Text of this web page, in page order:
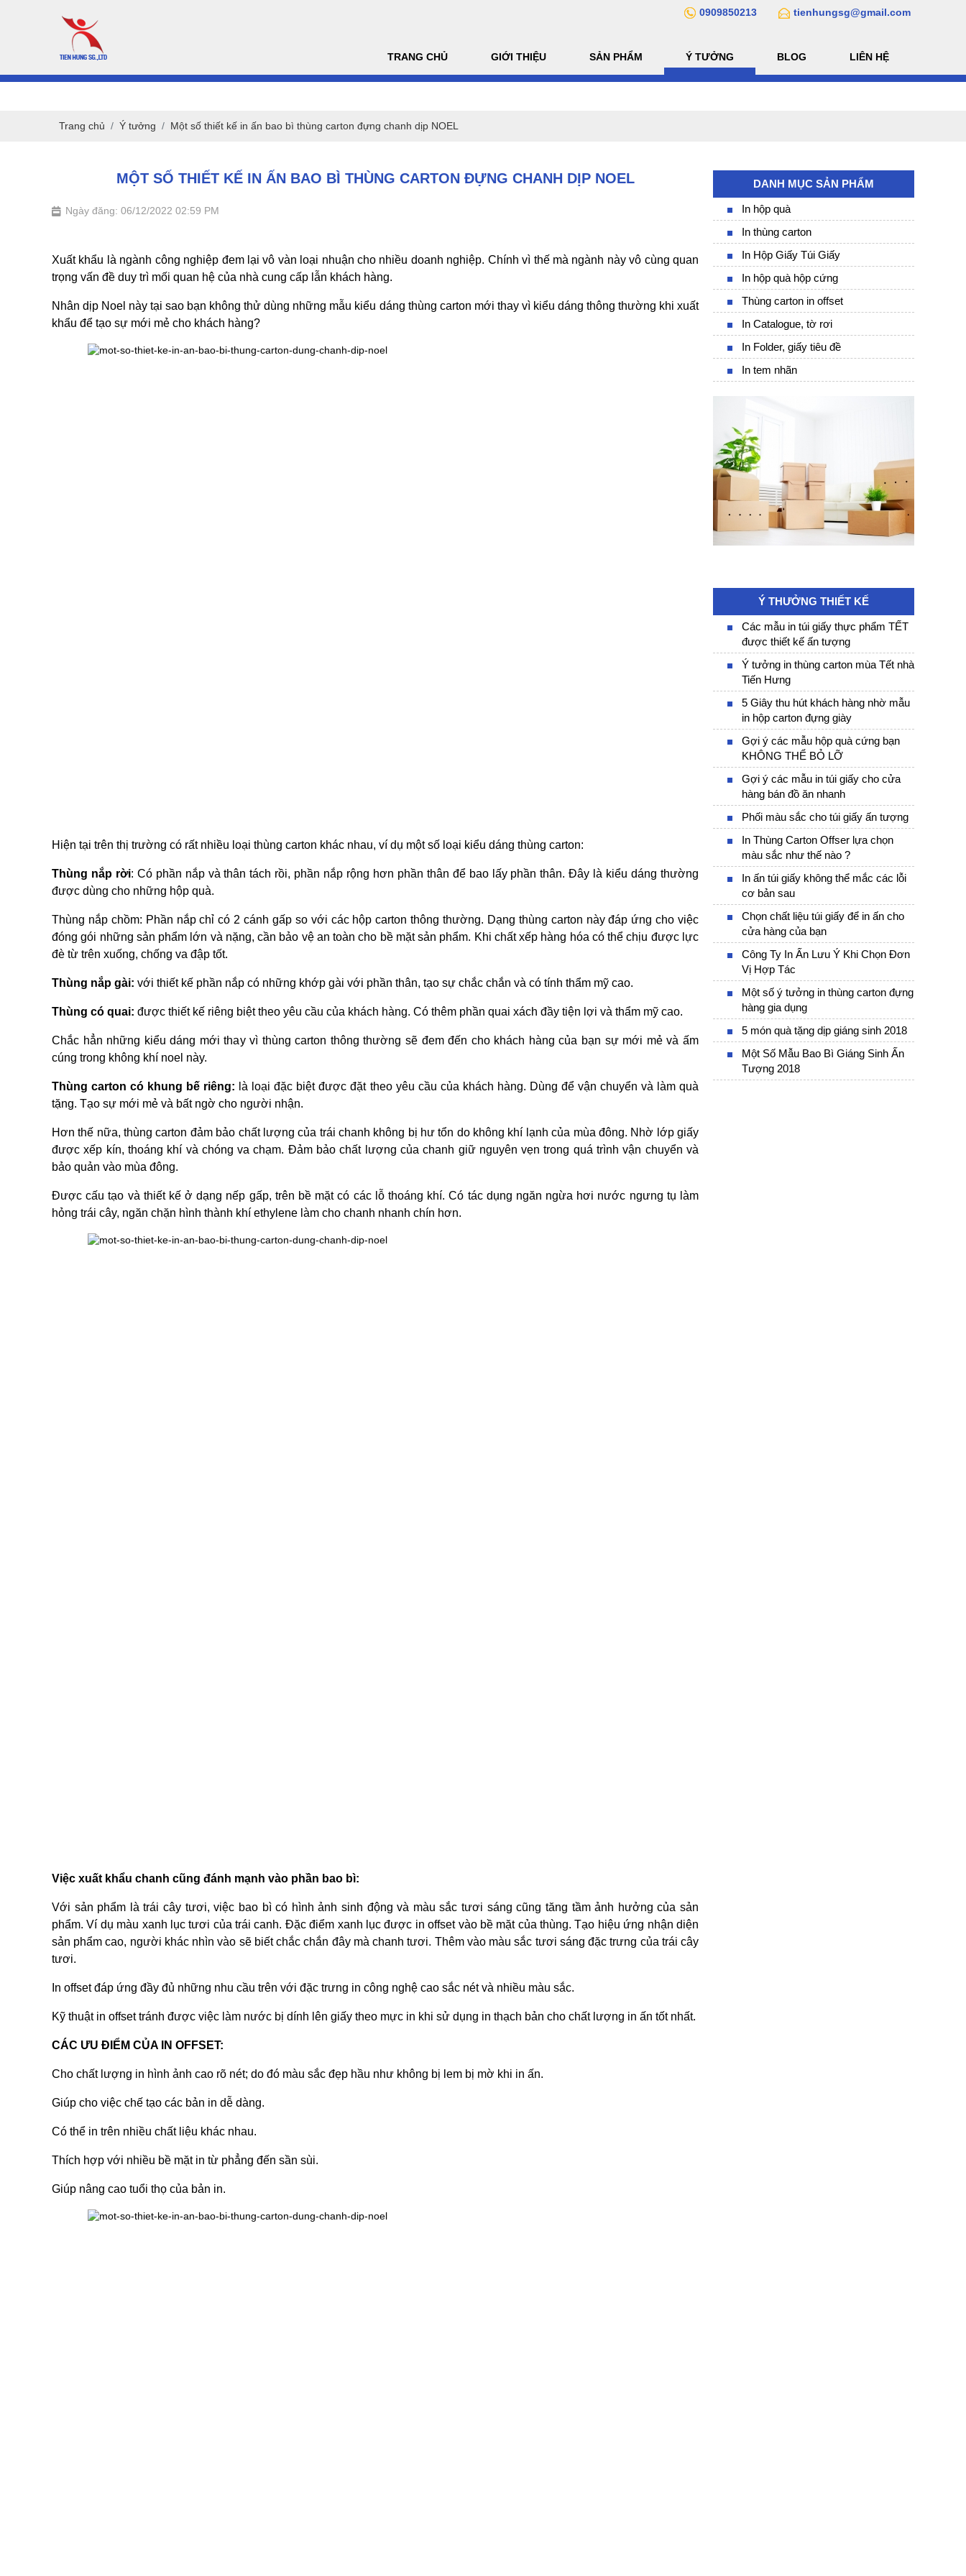
0909850213 tienhungsg@gmail.com
TRANG CHỦ GIỚI THIỆU SẢN PHẨM Ý TƯỞNG BLOG LIÊN HỆ
Trang chủ Ý tưởng Một số thiết kế in ấn bao bì thùng carton đựng chanh dịp NOEL
MỘT SỐ THIẾT KẾ IN ẤN BAO BÌ THÙNG CARTON ĐỰNG CHANH DỊP NOEL
Ngày đăng: 06/12/2022 02:59 PM
Xuất khẩu là ngành công nghiệp đem lại vô vàn loại nhuận cho nhiều doanh nghiệp. Chính vì thế mà ngành này vô cùng quan
trọng vấn đề duy trì mối quan hệ của nhà cung cấp lẫn khách hàng.
Nhân dịp Noel này tại sao bạn không thử dùng những mẫu kiểu dáng thùng carton mới thay vì kiểu dáng thông thường khi xuất
khẩu để tạo sự mới mẻ cho khách hàng?
Hiện tại trên thị trường có rất nhiều loại thùng carton khác nhau, ví dụ một số loại kiểu dáng thùng carton:
Thùng nắp rời: Có phần nắp và thân tách rồi, phần nắp rộng hơn phần thân để bao lấy phần thân. Đây là kiểu dáng thường
được dùng cho những hộp quà.
Thùng nắp chồm: Phần nắp chỉ có 2 cánh gấp so với các hộp carton thông thường. Dạng thùng carton này đáp ứng cho việc
đóng gói những sản phẩm lớn và nặng, cần bảo vệ an toàn cho bề mặt sản phẩm. Khi chất xếp hàng hóa có thể chịu được lực
đè từ trên xuống, chống va đập tốt.
Thùng nắp gài: với thiết kế phần nắp có những khớp gài với phần thân, tạo sự chắc chắn và có tính thẩm mỹ cao.
Thùng có quai: được thiết kế riêng biệt theo yêu cầu của khách hàng. Có thêm phần quai xách đầy tiện lợi và thẩm mỹ cao.
Chắc hẳn những kiểu dáng mới thay vì thùng carton thông thường sẽ đem đến cho khách hàng của bạn sự mới mẻ và ấm
cúng trong không khí noel này.
Thùng carton có khung bế riêng: là loại đặc biệt được đặt theo yêu cầu của khách hàng. Dùng để vận chuyển và làm quà
tặng. Tạo sự mới mẻ và bất ngờ cho người nhận.
Hơn thế nữa, thùng carton đảm bảo chất lượng của trái chanh không bị hư tổn do không khí lạnh của mùa đông. Nhờ lớp giấy
được xếp kín, thoáng khí và chóng va chạm. Đảm bảo chất lượng của chanh giữ nguyên vẹn trong quá trình vận chuyển và
bảo quản vào mùa đông.
Được cấu tạo và thiết kế ở dạng nếp gấp, trên bề mặt có các lỗ thoáng khí. Có tác dụng ngăn ngừa hơi nước ngưng tụ làm
hỏng trái cây, ngăn chặn hình thành khí ethylene làm cho chanh nhanh chín hơn.
Việc xuất khẩu chanh cũng đánh mạnh vào phần bao bì:
Với sản phẩm là trái cây tươi, việc bao bì có hình ảnh sinh động và màu sắc tươi sáng cũng tăng tầm ảnh hưởng của sản
phẩm. Ví dụ màu xanh lục tươi của trái canh. Đặc điểm xanh lục được in offset vào bề mặt của thùng. Tạo hiệu ứng nhận diện
sản phẩm cao, người khác nhìn vào sẽ biết chắc chắn đây mà chanh tươi. Thêm vào màu sắc tươi sáng đặc trưng của trái cây
tươi.
In offset đáp ứng đầy đủ những nhu cầu trên với đặc trưng in công nghệ cao sắc nét và nhiều màu sắc.
Kỹ thuật in offset tránh được việc làm nước bị dính lên giấy theo mực in khi sử dụng in thạch bản cho chất lượng in ấn tốt nhất.
CÁC ƯU ĐIỂM CỦA IN OFFSET:
Cho chất lượng in hình ảnh cao rõ nét; do đó màu sắc đẹp hầu như không bị lem bị mờ khi in ấn.
Giúp cho việc chế tạo các bản in dễ dàng.
Có thể in trên nhiều chất liệu khác nhau.
Thích hợp với nhiều bề mặt in từ phẳng đến sần sùi.
Giúp nâng cao tuổi thọ của bản in.
DANH MỤC SẢN PHẨM
In hộp quà
In thùng carton
In Hộp Giấy Túi Giấy
In hộp quà hộp cứng
Thùng carton in offset
In Catalogue, tờ rơi
In Folder, giấy tiêu đề
In tem nhãn
Ý THƯỞNG THIẾT KẾ
Các mẫu in túi giấy thực phẩm TẾT
được thiết kế ấn tượng
Ý tưởng in thùng carton mùa Tết nhà
Tiến Hưng
5 Giây thu hút khách hàng nhờ mẫu
in hộp carton đựng giày
Gợi ý các mẫu hộp quà cứng bạn
KHÔNG THỂ BỎ LỠ
Gợi ý các mẫu in túi giấy cho cửa
hàng bán đồ ăn nhanh
Phối màu sắc cho túi giấy ấn tượng
In Thùng Carton Offser lựa chọn
màu sắc như thế nào ?
In ấn túi giấy không thể mắc các lỗi
cơ bản sau
Chọn chất liệu túi giấy để in ấn cho
cửa hàng của bạn
Công Ty In Ấn Lưu Ý Khi Chọn Đơn
Vị Hợp Tác
Một số ý tưởng in thùng carton đựng
hàng gia dụng
5 món quà tặng dịp giáng sinh 2018
Một Số Mẫu Bao Bì Giáng Sinh Ấn
Tượng 2018